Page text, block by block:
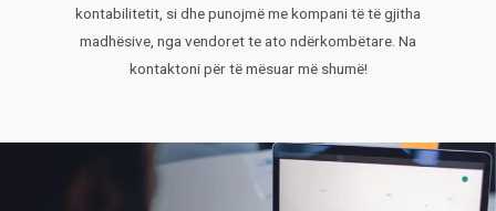
kontabilitetit, si dhe punojmë me kompani të të gjitha
madhësive, nga vendoret te ato ndërkombëtare. Na
kontaktoni për të mësuar më shumë!